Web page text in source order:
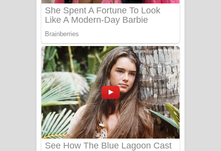
Ow Man Sosa Song Lyrics - ඔව් මං
සෝසා ගීතයේ පද පෙළ
Heavy Weight Song Lyrics
Aye Lanweela Song Lyrics - ආයේ
ලංවීලා ගීතයේ පද පෙළ
Ala purannata Song Lyrics - ආල
පුරන්නට ගීතයේ පද පෙළ